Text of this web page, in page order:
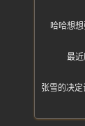
哈哈想
最
张雪的决